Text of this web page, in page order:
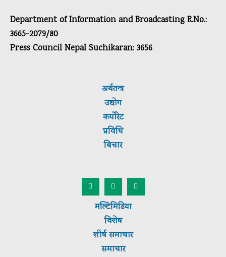
Department of Information and Broadcasting R.No.:
3665-2079/80
Press Council Nepal Suchikaran: 3656
अर्थतन्त्र
उद्योग
कर्पाेरेट
प्रविधि
बिचार
मल्टिमिडिया
विशेष
शीर्षसमाचार
समाचार